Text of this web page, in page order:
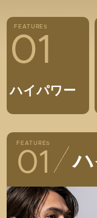
FEATURES
01
ハイパワー
FEATURES
01